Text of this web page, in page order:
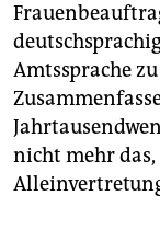
Amtssprache
nicht mehr das,